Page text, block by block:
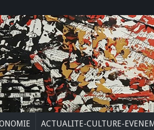
ACTUALITE-CULTURE-